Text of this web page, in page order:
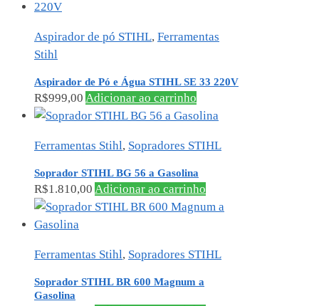
Aspirador de pó STIHL, Ferramentas
Stihl
Aspirador de Pó e Água STIHL SE 33 220V
R$999,00 Adicionar ao carrinho
Ferramentas Stihl, Sopradores STIHL
Soprador STIHL BG 56 a Gasolina
R$1.810,00 Adicionar ao carrinho
Ferramentas Stihl, Sopradores STIHL
Soprador STIHL BR 600 Magnum a
Gasolina